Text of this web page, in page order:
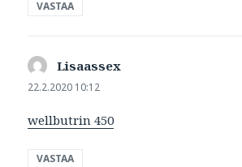
VASTAA
Lisaassex
22.2.2020 10:12
wellbutrin 450
VASTAA